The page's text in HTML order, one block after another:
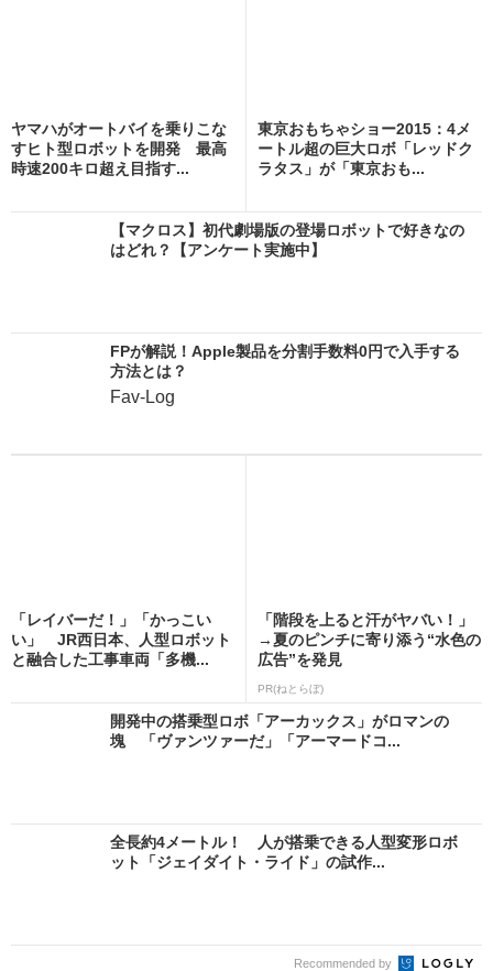
ヤマハがオートバイを乗りこな
すヒト型ロボットを開発 最高
時速200キロ超え目指す...
東京おもちゃショー2015：4メ
ートル超の巨大ロボ「レッドク
ラタス」が「東京おも...
【マクロス】初代劇場版の登場ロボットで好きなの
はどれ？【アンケート実施中】
FPが解説！Apple製品を分割手数料0円で入手する
方法とは？
Fav-Log
「レイバーだ！」「かっこい
い」 JR西日本、人型ロボット
と融合した工事車両「多機...
「階段を上ると汗がヤバい！」
→夏のピンチに寄り添う“水色の
広告”を発見
PR(ねとらぼ)
開発中の搭乗型ロボ「アーカックス」がロマンの
塊 「ヴァンツァーだ」「アーマードコ...
全長約4メートル！ 人が搭乗できる人型変形ロボ
ット「ジェイダイト・ライド」の試作...
Recommended by